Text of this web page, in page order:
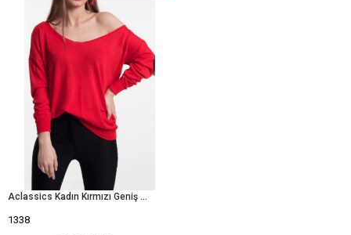
Aclassics Kadın Kırmızı Geniş Yaka Triko Bluz
1338